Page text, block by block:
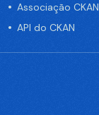
Associação CKAN
API do CKAN